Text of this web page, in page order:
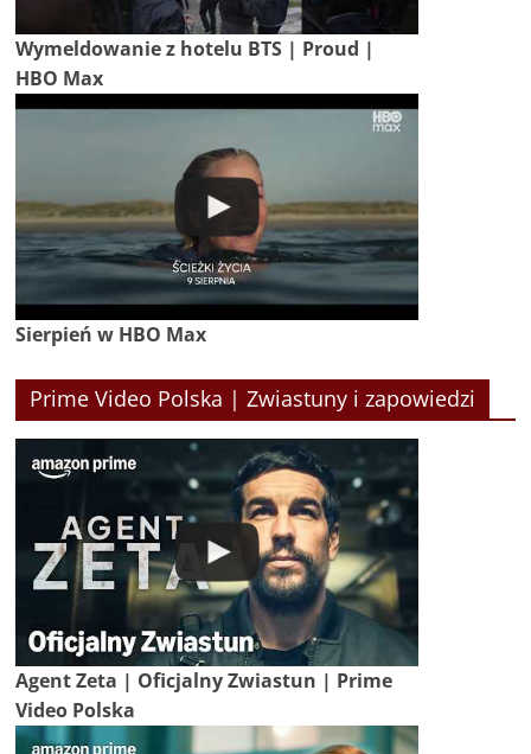
Wymeldowanie z hotelu BTS | Proud |
HBO Max
Sierpień w HBO Max
Prime Video Polska | Zwiastuny i zapowiedzi
Agent Zeta | Oficjalny Zwiastun | Prime
Video Polska